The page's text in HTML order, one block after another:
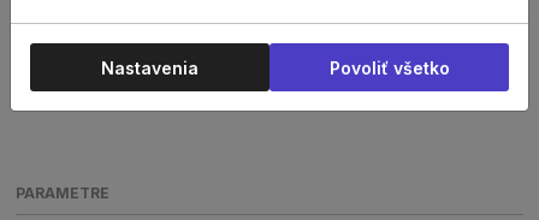
PARAMETRE
Nastavenia Povoliť všetko